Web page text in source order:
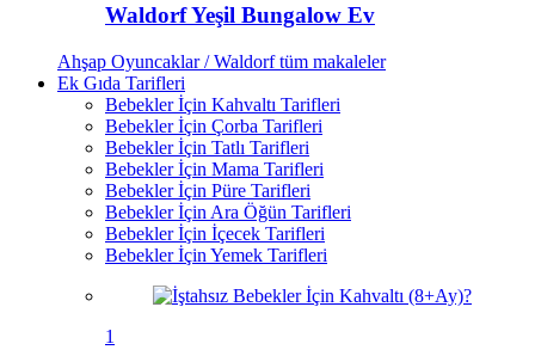
Waldorf Yeşil Bungalow Ev
Ahşap Oyuncaklar / Waldorftüm makaleler
Ek Gıda Tarifleri
Bebekler İçin Kahvaltı Tarifleri
Bebekler İçin Çorba Tarifleri
Bebekler İçin Tatlı Tarifleri
Bebekler İçin Mama Tarifleri
Bebekler İçin Püre Tarifleri
Bebekler İçin Ara Öğün Tarifleri
Bebekler İçin İçecek Tarifleri
Bebekler İçin Yemek Tarifleri
1